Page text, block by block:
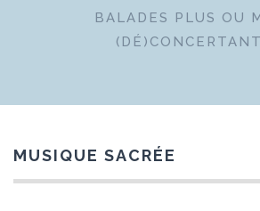
BALADES PLUS OU
MUSIQUE SACRÉE